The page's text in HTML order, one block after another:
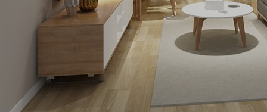
手机
公司